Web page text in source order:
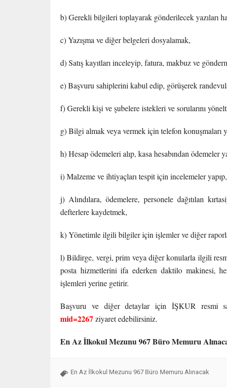
b) Gerekli bilgileri toplayarak gönderilecek yazıları
c) Yazışma ve diğer belgeleri dosyalamak,
d) Satış kayıtları inceleyip, fatura, makbuz ve
e) Başvuru sahiplerini kabul edip, görüşerek
f) Gerekli kişi ve şubelere istekleri ve sorularını
g) Bilgi almak veya vermek için telefon konuşmaları
h) Hesap ödemeleri alıp, kasa hesabından ödemeler
i) Malzeme ve ihtiyaçları tespit için incelemeler
j) Alındılara, ödemelere, personele dağıtılan
defterlere kaydetmek,
k) Yönetimle ilgili bilgiler için işlemler ve diğer
l) Bildirge, vergi, prim veya diğer konularla ilgili
posta hizmetlerini ifa ederken daktilo makinesi,
işlemleri yerine getirir.
Başvuru ve diğer detaylar için İŞKUR resmi
mid=2267ziyaret edebilirsiniz.
En Az İlkokul Mezunu 967 Büro Memuru
En Az İlkokul Mezunu 967 Büro Memuru Alınacak